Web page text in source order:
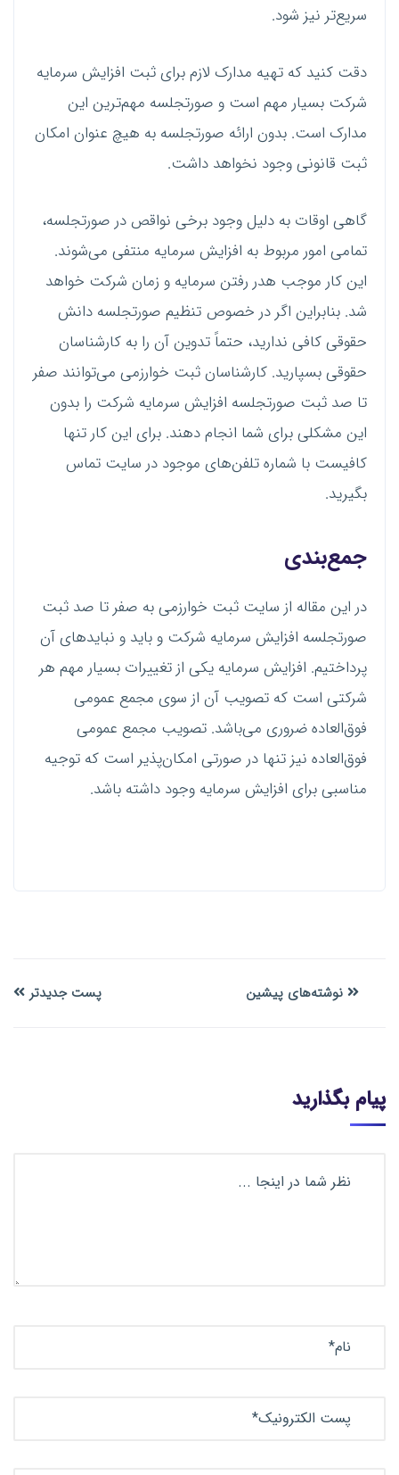
سریع‌تر نیز شود.
دقت کنید که تهیه مدارک لازم برای ثبت افزایش سرمایه
شرکت بسیار مهم است و صورتجلسه مهم‌ترین این
مدارک است. بدون ارائه صورتجلسه به هیچ عنوان امکان
ثبت قانونی وجود نخواهد داشت.
گاهی اوقات به دلیل وجود برخی نواقص در صورتجلسه،
تمامی امور مربوط به افزایش سرمایه منتفی می‌شوند.
این کار موجب هدر رفتن سرمایه و زمان شرکت خواهد
شد. بنابراین اگر در خصوص تنظیم صورتجلسه دانش
حقوقی کافی ندارید، حتماً تدوین آن را به کارشناسان
حقوقی بسپارید. کارشناسان ثبت خوارزمی می‌توانند صفر
تا صد ثبت صورتجلسه افزایش سرمایه شرکت را بدون
این مشکلی برای شما انجام دهند. برای این کار تنها
کافیست با شماره تلفن‌های موجود در سایت تماس
بگیرید.
جمع‌بندی
در این مقاله از سایت ثبت خوارزمی به صفر تا صد ثبت
صورتجلسه افزایش سرمایه شرکت و باید و نباید‌های آن
پرداختیم. افزایش سرمایه یکی از تغییرات بسیار مهم هر
شرکتی است که تصویب آن از سوی مجمع عمومی
فوق‌العاده ضروری می‌باشد. تصویب مجمع عمومی
فوق‌العاده نیز تنها در صورتی امکان‌پذیر است که توجیه
مناسبی برای افزایش سرمایه وجود داشته باشد.
نوشته‌های پیشین پست جدیدتر
پیام بگذارید